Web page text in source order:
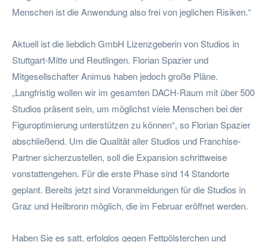
Menschen ist die Anwendung also frei von jeglichen Risiken.“
Aktuell ist die liebdich GmbH Lizenzgeberin von Studios in
Stuttgart-Mitte und Reutlingen. Florian Spazier und
Mitgesellschafter Animus haben jedoch große Pläne.
„Langfristig wollen wir im gesamten DACH-Raum mit über 500
Studios präsent sein, um möglichst viele Menschen bei der
Figuroptimierung unterstützen zu können“, so Florian Spazier
abschließend. Um die Qualität aller Studios und Franchise-
Partner sicherzustellen, soll die Expansion schrittweise
vonstattengehen. Für die erste Phase sind 14 Standorte
geplant. Bereits jetzt sind Voranmeldungen für die Studios in
Graz und Heilbronn möglich, die im Februar eröffnet werden.
Haben Sie es satt, erfolglos gegen Fettpölsterchen und